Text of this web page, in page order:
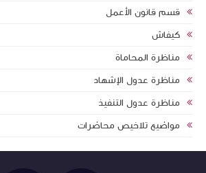
قسم قانون الأعمل
كيفاش
مناظرة المحاماة
مناظرة عدول الإشهاد
مناظرة عدول التنفيذ
مواضيع تلاخيص محاضرات